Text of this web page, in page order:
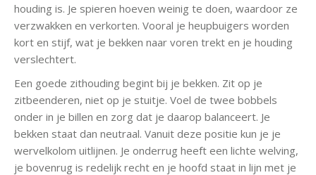
houding is. Je spieren hoeven weinig te doen, waardoor ze
verzwakken en verkorten. Vooral je heupbuigers worden
kort en stijf, wat je bekken naar voren trekt en je houding
verslechtert.
Een goede zithouding begint bij je bekken. Zit op je
zitbeenderen, niet op je stuitje. Voel de twee bobbels
onder in je billen en zorg dat je daarop balanceert. Je
bekken staat dan neutraal. Vanuit deze positie kun je je
wervelkolom uitlijnen. Je onderrug heeft een lichte welving,
je bovenrug is redelijk recht en je hoofd staat in lijn met je